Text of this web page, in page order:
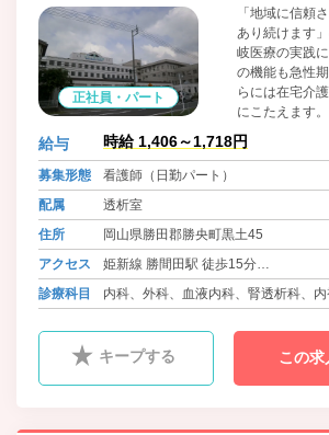
正社員・パート
「地域に信頼
あり続けます
岐医療の実践
の機能も急性
らには在宅介
にこたえます。
給与 時給 1,406～1,718円
募集形態
看護師（日勤パート）
配属
透析室
住所
岡山県勝田郡勝央町黒土45
アクセス
姫新線 勝間田駅 徒歩15分
バス 勝央町ふれあいバス さとう記念
診療科目
内科、外科、血液内科、腎透析科、
キープする この求